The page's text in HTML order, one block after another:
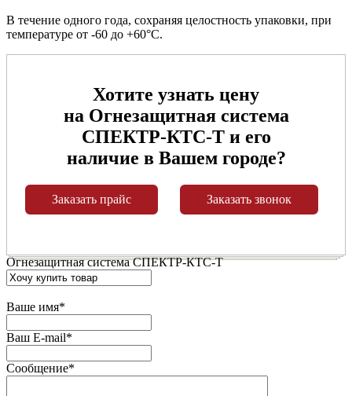
В течение одного года, сохраняя целостность упаковки, при
температуре от -60 до +60°С.
Хотите узнать цену
на Огнезащитная система
СПЕКТР-КТС-Т и его
наличие в Вашем городе?
Заказать прайс Заказать звонок
Огнезащитная система СПЕКТР-КТС-Т
Ваше имя*
Ваш E-mail*
Сообщение*